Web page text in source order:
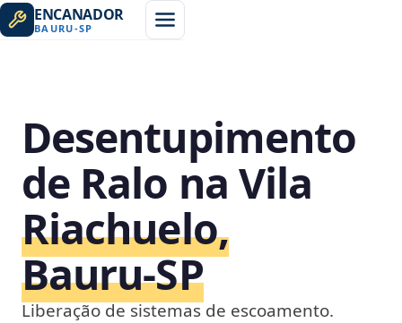
ENCANADOR
BAURU-SP
Desentupimento
de Ralo na Vila
Riachuelo,
Bauru‑SP
Liberação de sistemas de escoamento.